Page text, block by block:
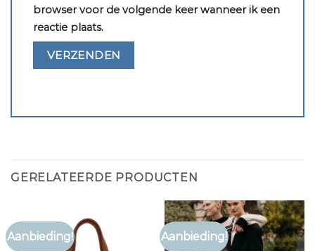
browser voor de volgende keer wanneer ik een
reactie plaats.
GERELATEERDE PRODUCTEN
Aanbieding! Aanbieding!